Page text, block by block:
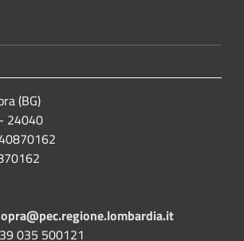
(BG)
24040
035 500121